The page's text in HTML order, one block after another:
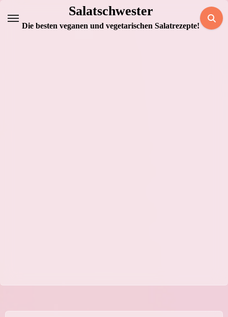
Inhalt
Salatschwester
Die besten veganen und vegetarischen Salatrezepte!